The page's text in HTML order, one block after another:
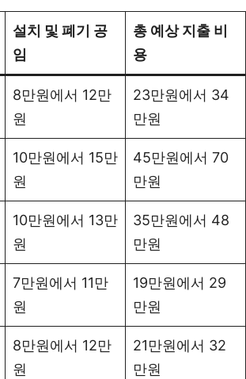
설치 및 폐기 공
임
총 예상 지출 비
용
8만원에서 12만
원
23만원에서 34
만원
10만원에서 15만
원
45만원에서 70
만원
10만원에서 13만
원
35만원에서 48
만원
7만원에서 11만
원
19만원에서 29
만원
8만원에서 12만
원
21만원에서 32
만원